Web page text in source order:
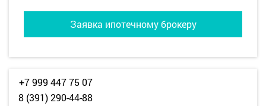
Заявка ипотечному брокеру
+7 999 447 75 07
8 (391) 290-44-88